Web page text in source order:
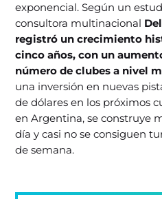
exponencial. Según un
consultora multinacional
registró un crecimiento
cinco años, con un
número de clubes a nivel
una inversión en nuevas
de dólares en los próximos
en Argentina, se construye
día y casi no se consiguen
de semana.